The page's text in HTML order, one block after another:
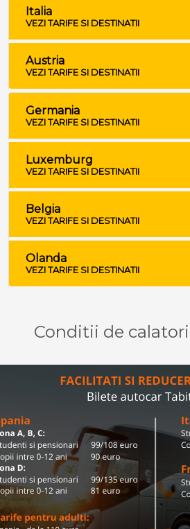
Italia
VEZI TARIFE SI DESTINATII
Austria
VEZI TARIFE SI DESTINATII
Germania
VEZI TARIFE SI DESTINATII
Luxemburg
VEZI TARIFE SI DESTINATII
Belgia
VEZI TARIFE SI DESTINATII
Olanda
VEZI TARIFE SI DESTINATII
Conditii de